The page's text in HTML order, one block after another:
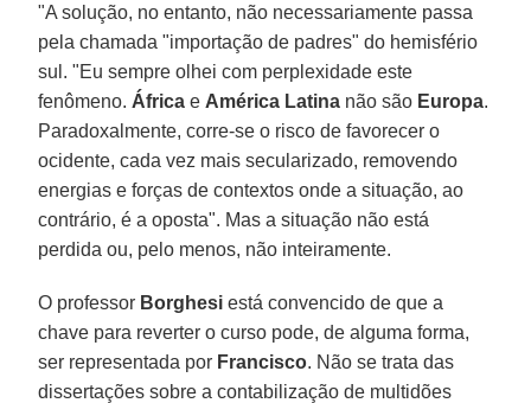
"A solução, no entanto, não necessariamente passa
pela chamada "importação de padres" do hemisfério
sul. "Eu sempre olhei com perplexidade este
fenômeno. África e América Latina não são Europa.
Paradoxalmente, corre-se o risco de favorecer o
ocidente, cada vez mais secularizado, removendo
energias e forças de contextos onde a situação, ao
contrário, é a oposta". Mas a situação não está
perdida ou, pelo menos, não inteiramente.
O professor Borghesi está convencido de que a
chave para reverter o curso pode, de alguma forma,
ser representada por Francisco. Não se trata das
dissertações sobre a contabilização de multidões